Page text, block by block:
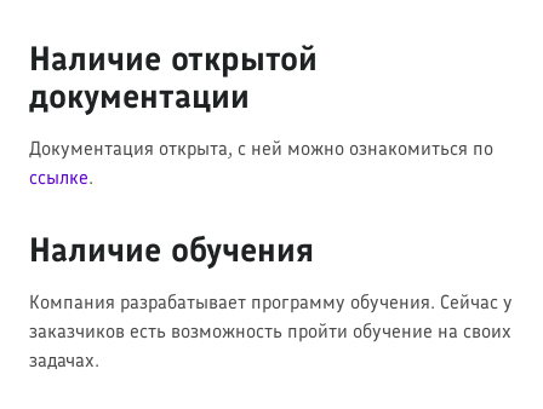
Наличие открытой
документации
Документация открыта, с ней можно ознакомиться по
ссылке.
Наличие обучения
Компания разрабатывает программу обучения. Сейчас у
заказчиков есть возможность пройти обучение на своих
задачах.